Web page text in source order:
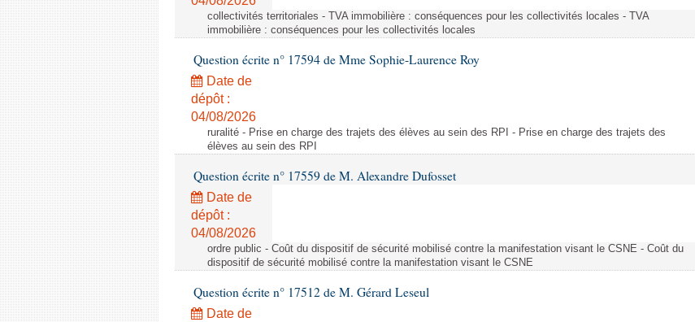
collectivités territoriales - TVA immobilière : conséquences pour les collectivités locales - TVA
immobilière : conséquences pour les collectivités locales
Question écrite n° 17594 de Mme Sophie-Laurence Roy
Date de
dépôt :
04/08/2026
ruralité - Prise en charge des trajets des élèves au sein des RPI - Prise en charge des trajets des
élèves au sein des RPI
Question écrite n° 17559 de M. Alexandre Dufosset
Date de
dépôt :
04/08/2026
ordre public - Coût du dispositif de sécurité mobilisé contre la manifestation visant le CSNE - Coût du
dispositif de sécurité mobilisé contre la manifestation visant le CSNE
Question écrite n° 17512 de M. Gérard Leseul
Date de